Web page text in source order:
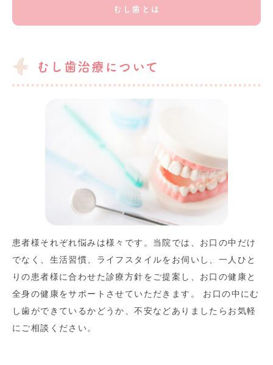
むし歯とは
むし歯治療について
患者様それぞれ悩みは様々です。当院では、お口の中だけ
でなく、生活習慣、ライフスタイルをお伺いし、一人ひと
りの患者様に合わせた診療方針をご提案し、お口の健康と
全身の健康をサポートさせていただきます。 お口の中にむ
し歯ができているかどうか、不安などありましたらお気軽
にご相談ください。